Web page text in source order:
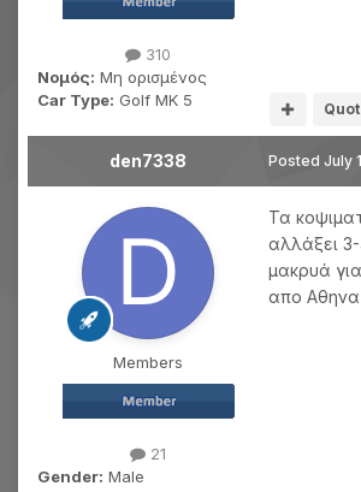
310
Νομός: Μη ορισμένος
Car Type: Golf MK 5
den7338
Members
21
Gender: Male
Posted July
Τα
αλλάξει
μακρυά
απο Αθηνα